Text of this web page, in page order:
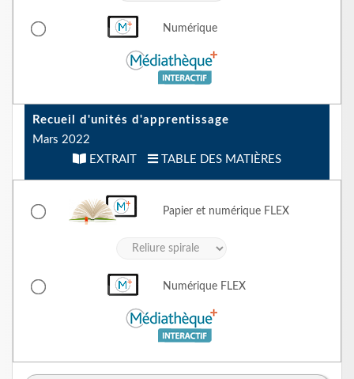
Numérique
Recueil d'unités d'apprentissage
Mars 2022
EXTRAIT
TABLE DES MATIÈRES
Papier et numérique FLEX
Numérique FLEX